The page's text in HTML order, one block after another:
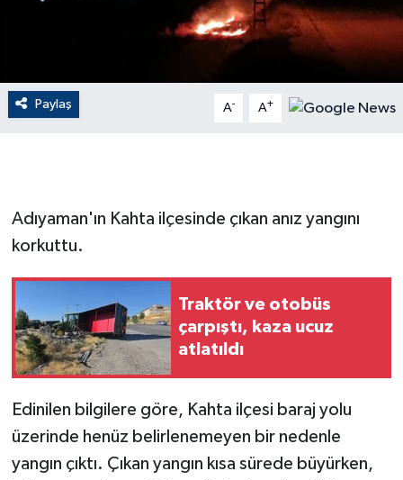
Paylaş A- A+
Adıyaman'ın Kahta ilçesinde çıkan anız yangını
korkuttu.
Traktör ve otobüs
çarpıştı, kaza ucuz
atlatıldı
Edinilen bilgilere göre, Kahta ilçesi baraj yolu
üzerinde henüz belirlenemeyen bir nedenle
yangın çıktı. Çıkan yangın kısa sürede büyürken,
Dünya
EKONOMİ
Gayrimenkul
GENEL
GÜNDEM
Güvenlik
HABERDE İNSAN